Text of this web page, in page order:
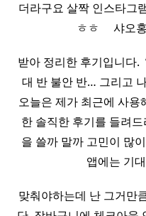
더라구요 살짝 인스타그
ㅎㅎ ​ ​ ​ ​ 샤오
받아 정리한 후기입니다.
대 반 불안 반… 그리고
오늘은 제가 최근에 사용
한 솔직한 후기를 들려
을 쓸까 말까 고민이 많
앱에는 기
맞춰야하는데 난 그거만